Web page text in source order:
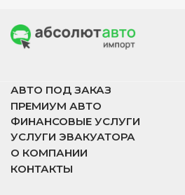
АВТО ПОД ЗАКАЗ
ПРЕМИУМ АВТО
ФИНАНСОВЫЕ УСЛУГИ
УСЛУГИ ЭВАКУАТОРА
О КОМПАНИИ
КОНТАКТЫ